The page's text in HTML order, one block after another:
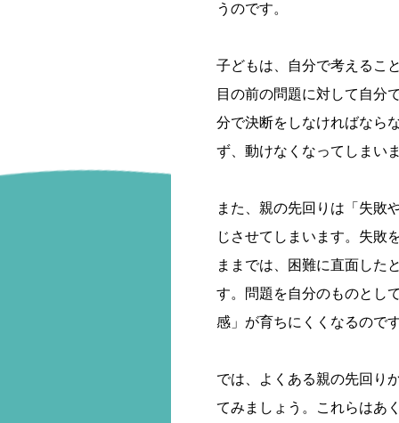
うのです。
子どもは、自分で考えるこ
目の前の問題に対して自分
分で決断をしなければなら
ず、動けなくなってしまい
また、親の先回りは「失敗
じさせてしまいます。失敗
ままでは、困難に直面した
す。問題を自分のものとし
感」が育ちにくくなるので
では、よくある親の先回り
てみましょう。これらはあ